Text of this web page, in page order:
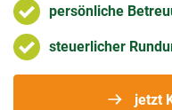
persönliche
steuerlicher
jetzt